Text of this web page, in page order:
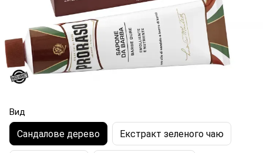
Вид
Сандалове дерево Екстракт зеленого чаю